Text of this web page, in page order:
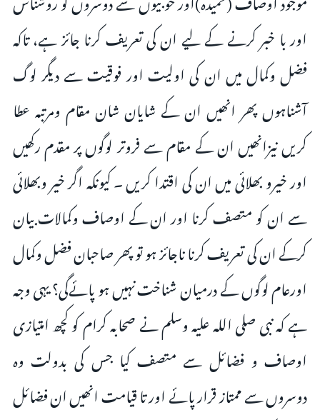
اور با خبر کرنے کے لیے ان کى تعریف کرنا جائز ہے، تاکہ
فضل وکمال میں ان کى اولیت اور فوقیت سے دیگر لوگ
آشناہوں پھر انھیں ان کے شایان شان مقام ومرتبہ عطا
کریں نیزانھیں ان کے مقام سے فروتر لوگوں پر مقدم رکھیں
اور خیرو بھلائی میں ان کى اقتدا کریں ۔ کیونکہ اگر خیر وبھلائى
سے ان کو متصف کرنا اور ان کے اوصاف وکمالات بیان
کرکے ان کى تعریف کرنا ناجائز ہو تو پھر صاحبان فضل وکمال
اورعام لوگوں کے درمیان شناخت نہیں ہو پائےگى؟ یہى وجہ
ہے کہ نبى صلى اللہ علیہ وسلم نے صحابہ کرام کو کچھ امتیازى
اوصاف و فضائل سے متصف کیا جس کى بدولت وہ
دوسروں سے ممتاز قرار پائے اور تا قیامت انھیں ان فضائل